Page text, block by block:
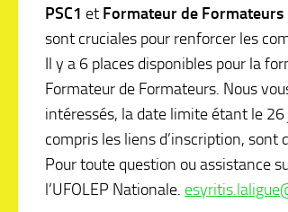
PSC1 et Formateur de Formateurs
sont cruciales pour renforcer les
Il y a 6 places disponibles pour la
Formateur de Formateurs. Nous
intéressés, la date limite étant le
compris les liens d’inscription,
Pour toute question ou assistance
l’UFOLEP Nationale.